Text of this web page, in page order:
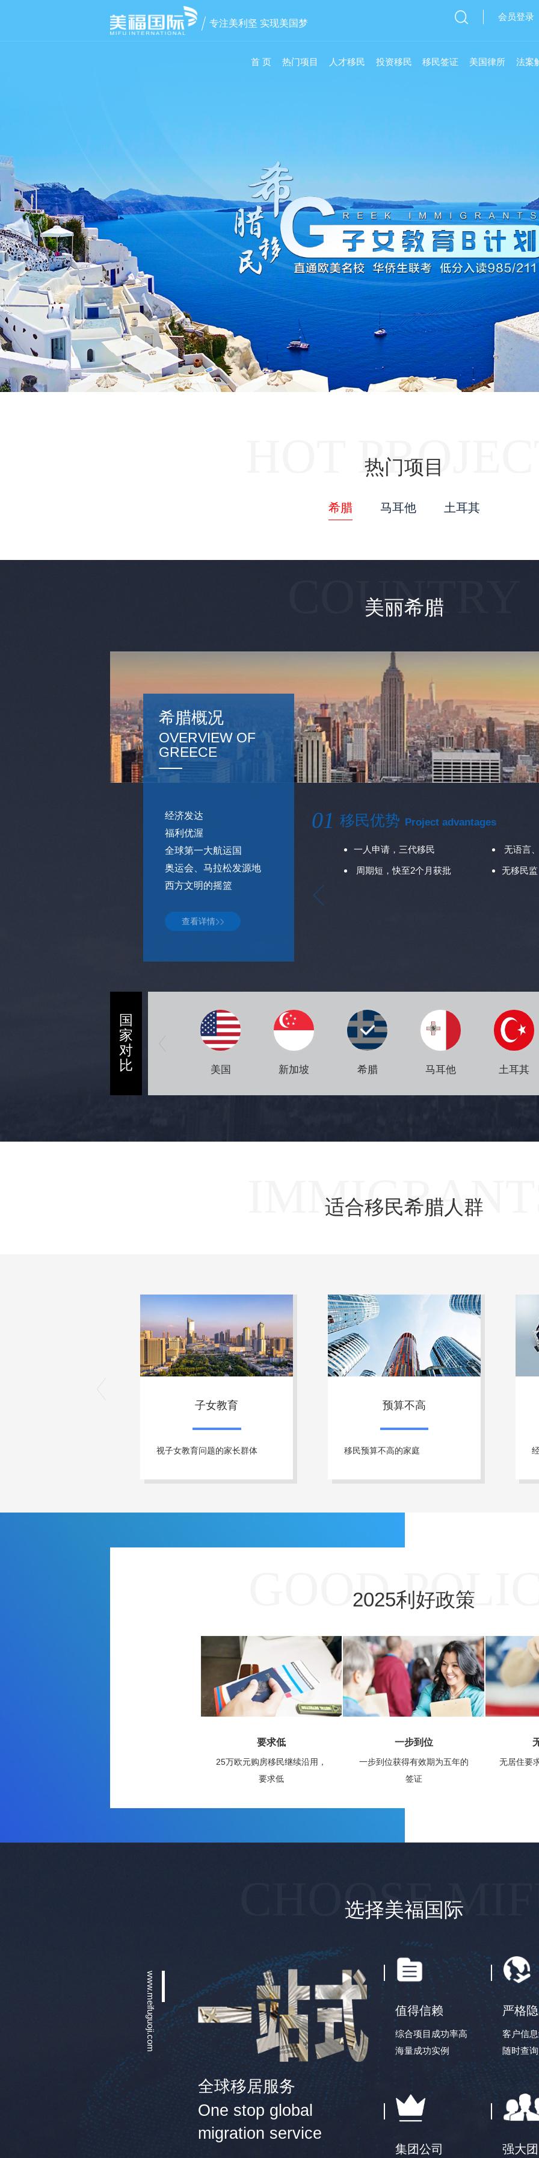
专注美利坚 实现美国梦
会员登录
首 页 热门项目 人才移民 投资移民 移民签证 美国律所 法案
HOT 热门项目
希腊 马耳他 土耳其
COUNTRY
美丽希腊
希腊概况
OVERVIEW OF
GREECE
经济发达
福利优渥
全球第一大航运国
奥运会、马拉松发源地
西方文明的摇篮
查看详情
01 移民优势 Project advantages
一人申请，三代移民 无语言
周期短，快至2个月获批 无移民
国
家
对
比
美国 新加坡 希腊 马耳他 土耳其
适合移民希腊人群
子女教育
视子女教育问题的家长群体
预算不高
移民预算不高的家庭
GOOD2025利好政策
要求低
25万欧元购房移民继续沿用，
要求低
一步到位
一步到位获得有效期为五年的
签证
无居住要
CHOOSE
选择美福国际
www.meifuguoji.com
全球移居服务
One stop global
migration service
值得信赖
综合项目成功率高
海量成功实例
严格
客户信
随时查
集团公司 强大